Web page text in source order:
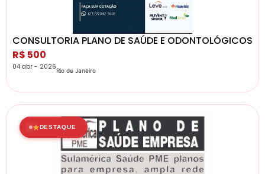
CONSULTORIA PLANO DE SAÚDE E ODONTOLÓGICOS.
R$ 500
04 abr - 2026Rio de Janeiro
DESTAQUE